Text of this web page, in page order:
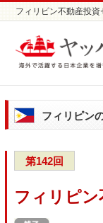
フィリピン不動産投
フィリピン
第142回
フィリピン